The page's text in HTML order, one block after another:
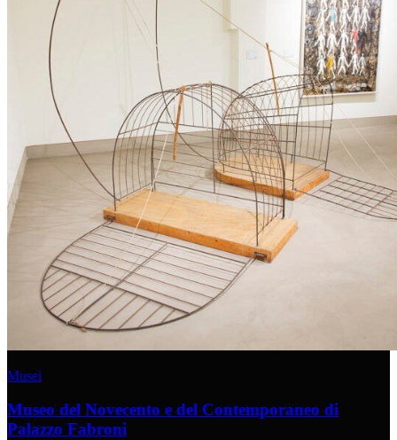
Musei
Museo del Novecento e del Contemporaneo di
Palazzo Fabroni